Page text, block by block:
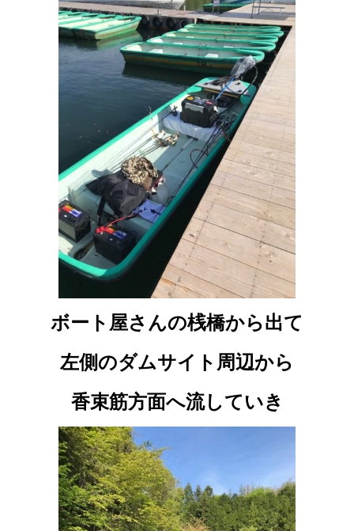
ボート屋さんの桟橋から出て
左側のダムサイト周辺から
香束筋方面へ流していき